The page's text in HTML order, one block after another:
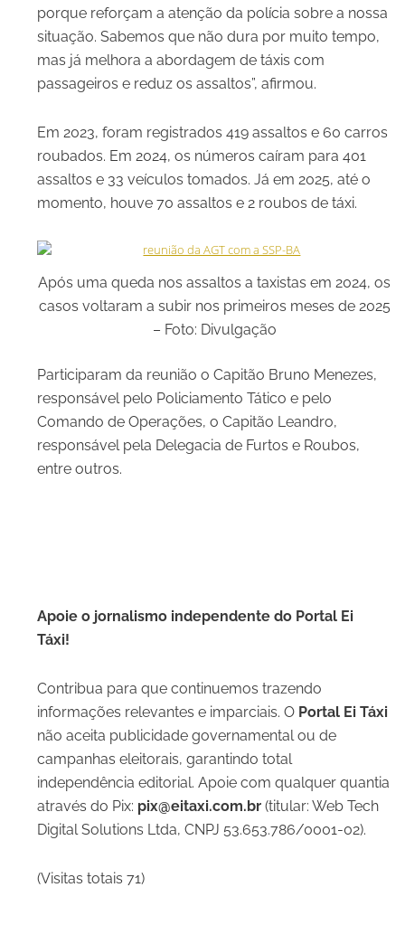
porque reforçam a atenção da polícia sobre a nossa
situação. Sabemos que não dura por muito tempo,
mas já melhora a abordagem de táxis com
passageiros e reduz os assaltos”, afirmou.
Em 2023, foram registrados 419 assaltos e 60 carros
roubados. Em 2024, os números caíram para 401
assaltos e 33 veículos tomados. Já em 2025, até o
momento, houve 70 assaltos e 2 roubos de táxi.
Após uma queda nos assaltos a taxistas em 2024, os
casos voltaram a subir nos primeiros meses de 2025
– Foto: Divulgação
Participaram da reunião o Capitão Bruno Menezes,
responsável pelo Policiamento Tático e pelo
Comando de Operações, o Capitão Leandro,
responsável pela Delegacia de Furtos e Roubos,
entre outros.
Apoie o jornalismo independente do Portal Ei
Táxi!
Contribua para que continuemos trazendo
informações relevantes e imparciais. O Portal Ei Táxi
não aceita publicidade governamental ou de
campanhas eleitorais, garantindo total
independência editorial. Apoie com qualquer quantia
através do Pix: pix@eitaxi.com.br (titular: Web Tech
Digital Solutions Ltda, CNPJ 53.653.786/0001-02).
(Visitas totais 71)